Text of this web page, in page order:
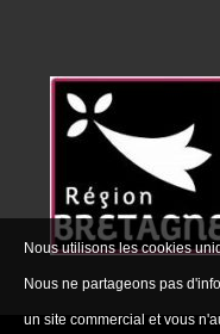
Nous utilisons les cookies
Nous ne partageons pas
un site commercial et vous